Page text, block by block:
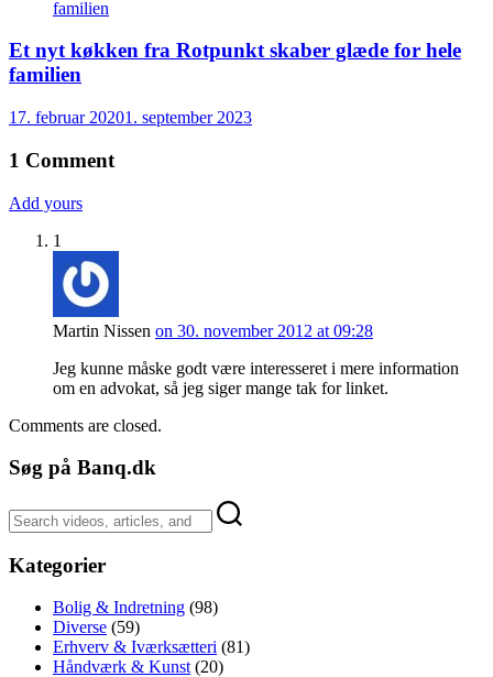
Et nyt køkken fra Rotpunkt skaber glæde for hele
familien
17. februar 20201. september 2023
1 Comment
Add yours
1
Martin Nissen on 30. november 2012 at 09:28
Jeg kunne måske godt være interesseret i mere information
om en advokat, så jeg siger mange tak for linket.
Comments are closed.
Søg på Banq.dk
Kategorier
Bolig & Indretning (98)
Diverse (59)
Erhverv & Iværksætteri (81)
Håndværk & Kunst(20)